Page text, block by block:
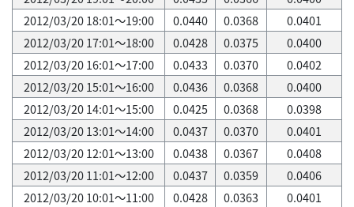
2012/03/20 18:01～19:00
0.0440 0.0368
0.0401
2012/03/20 17:01～18:00
0.0428 0.0375
0.0400
2012/03/20 16:01～17:00
0.0433 0.0370
0.0402
2012/03/20 15:01～16:00
0.0436 0.0368
0.0400
2012/03/20 14:01～15:00
0.0425 0.0368
0.0398
2012/03/20 13:01～14:00
0.0437 0.0370
0.0401
2012/03/20 12:01～13:00
0.0438 0.0367
0.0408
2012/03/20 11:01～12:00
0.0437 0.0359
0.0406
2012/03/20 10:01～11:00
0.0428 0.0363
0.0401